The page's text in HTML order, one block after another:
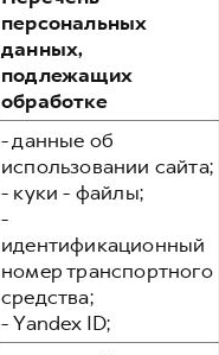
персональных
данных,
подлежащих
обработке
- данные об
использовании сайта;
- куки - файлы;
-
идентификационный
номер транспортного
средства;
- Yandex ID;